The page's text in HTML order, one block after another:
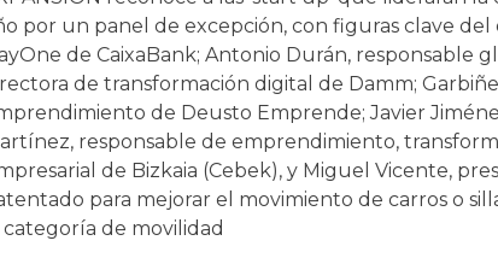
por un panel de excepción, con figuras clave
de CaixaBank; Antonio Durán, responsable
de transformación digital de Damm;
de Deusto Emprende; Javier
responsable de emprendimiento,
de Bizkaia (Cebek), y Miguel Vicente,
para mejorar el movimiento de carros o
categoría de movilidad